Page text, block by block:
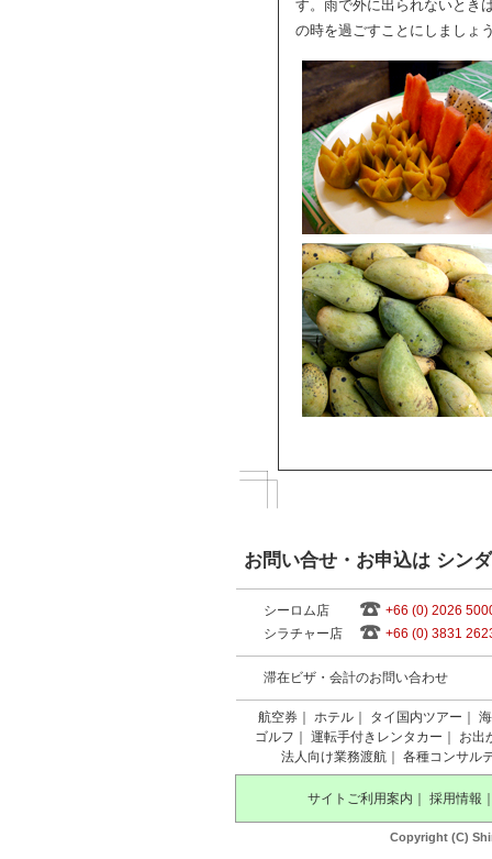
す。雨で外に出られないとき
の時を過ごすことにしましょ
お問い合せ・お申込は シン
シーロム店
+66 (0) 2026
シラチャー店
+66 (0) 3831
滞在ビザ・会計のお問い合わせ
航空券 ホテル タイ国内ツアー
ゴルフ
運転手付きレンタカー
お出
法人向け業務渡航
各種コンサル
サイトご利用案内 採用情報
Copyright (C)